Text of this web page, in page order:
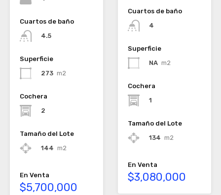
Cuartos de baño
4.5
Superficie
273 m2
Cochera
2
Tamaño del Lote
144 m2
En Venta
$5,700,000
Cuartos de baño
4
Superficie
NA m2
Cochera
1
Tamaño del Lote
134 m2
En Venta
$3,080,000